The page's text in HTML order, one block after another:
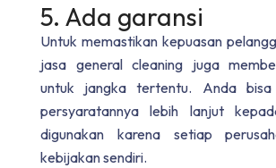
5. Ada garansi
Untuk memastikan kepuasan
jasa general cleaning juga
untuk jangka tertentu. Anda bisa
persyaratannya lebih lanjut
digunakan karena setiap
kebijakan sendiri.